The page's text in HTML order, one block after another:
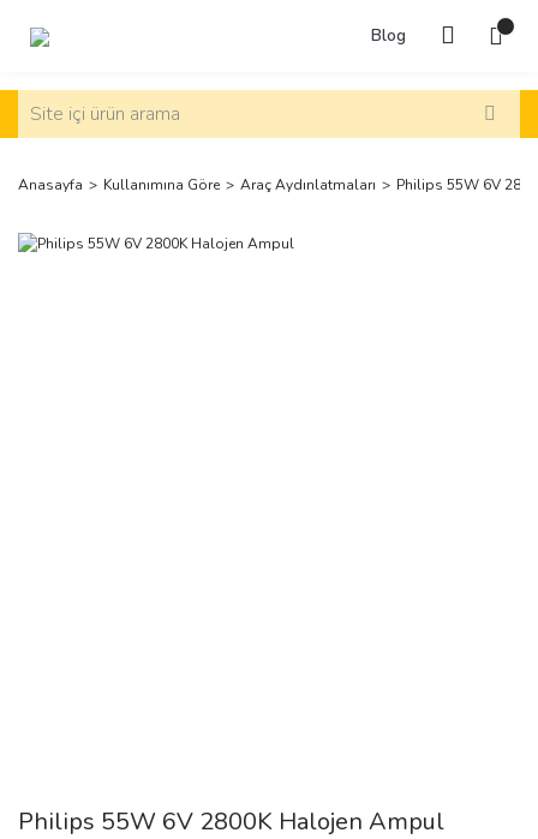
Blog
Anasayfa Kullanımına Göre Araç Aydınlatmaları Philips 55W 6V
Philips 55W 6V 2800K Halojen Ampul